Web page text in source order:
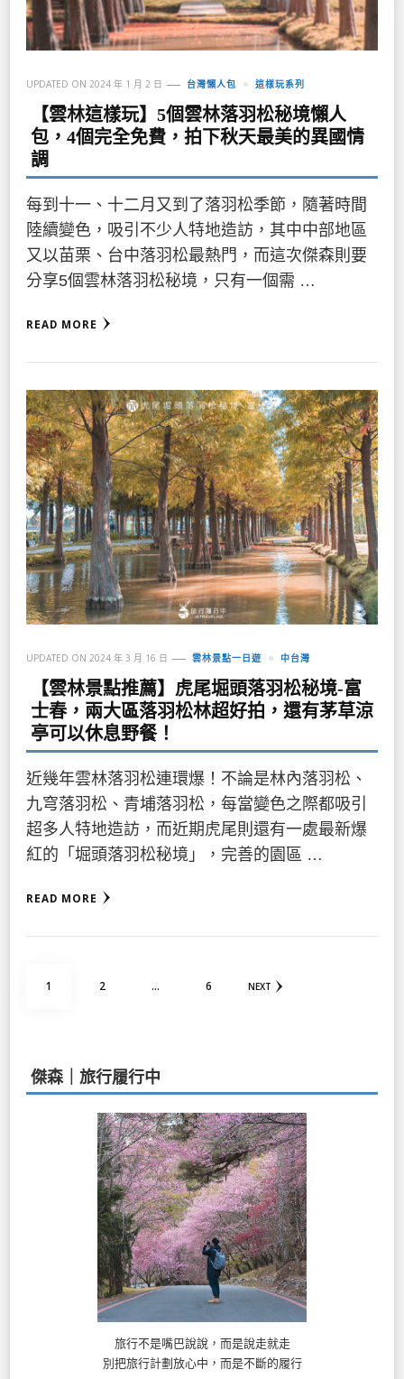
UPDATED ON 2024 年 1 月 2 日 台灣懶人包 這樣玩系列
【雲林這樣玩】5個雲林落羽松秘境懶人
包，4個完全免費，拍下秋天最美的異國情
調
每到十一、十二月又到了落羽松季節，隨著時間
陸續變色，吸引不少人特地造訪，其中中部地區
又以苗栗、台中落羽松最熱門，而這次傑森則要
分享5個雲林落羽松秘境，只有一個需 …
READ MORE
UPDATED ON 2024 年 3 月 16 日 雲林景點一日遊 中台灣
【雲林景點推薦】虎尾堀頭落羽松秘境-富
士春，兩大區落羽松林超好拍，還有茅草涼
亭可以休息野餐！
近幾年雲林落羽松連環爆！不論是林內落羽松、
九穹落羽松、青埔落羽松，每當變色之際都吸引
超多人特地造訪，而近期虎尾則還有一處最新爆
紅的「堀頭落羽松秘境」，完善的園區 …
READ MORE
PAGE
1 PAGE
2 ... PAGE
6 NEXT
傑森｜旅行履行中
旅行不是嘴巴說說，而是說走就走
別把旅行計劃放心中，而是不斷的履行